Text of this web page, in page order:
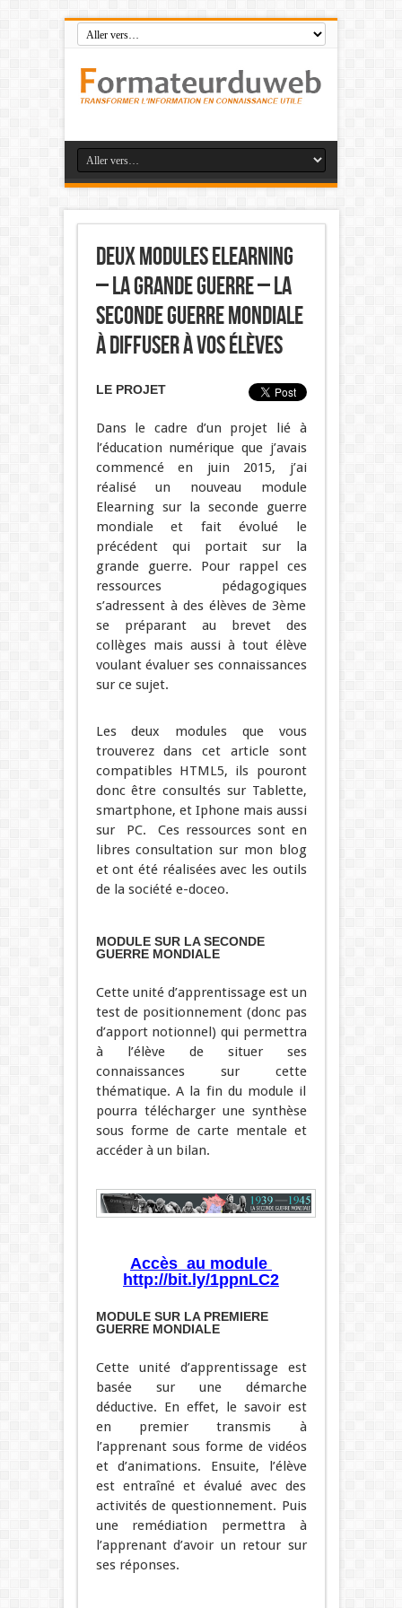
Deux modules Elearning
– la grande guerre – la
seconde guerre mondiale
à diffuser à vos élèves
LE PROJET
Dans le cadre d’un projet lié à
l’éducation numérique que j’avais
commencé en juin 2015, j’ai
réalisé un nouveau module
Elearning sur la seconde guerre
mondiale et fait évolué le
précédent qui portait sur la
grande guerre. Pour rappel ces
ressources pédagogiques
s’adressent à des élèves de 3ème
se préparant au brevet des
collèges mais aussi à tout élève
voulant évaluer ses connaissances
sur ce sujet.
Les deux modules que vous
trouverez dans cet article sont
compatibles HTML5, ils pouront
donc être consultés sur Tablette,
smartphone, et Iphone mais aussi
sur PC. Ces ressources sont en
libres consultation sur mon blog
et ont été réalisées avec les outils
de la société e-doceo.
MODULE SUR LA SECONDE
GUERRE MONDIALE
Cette unité d’apprentissage est un
test de positionnement (donc pas
d’apport notionnel) qui permettra
à l’élève de situer ses
connaissances sur cette
thématique. A la fin du module il
pourra télécharger une synthèse
sous forme de carte mentale et
accéder à un bilan.
Accès au module
http://bit.ly/1ppnLC2
MODULE SUR LA PREMIERE
GUERRE MONDIALE
Cette unité d’apprentissage est
basée sur une démarche
déductive. En effet, le savoir est
en premier transmis à
l’apprenant sous forme de vidéos
et d’animations. Ensuite, l’élève
est entraîné et évalué avec des
activités de questionnement. Puis
une remédiation permettra à
l’apprenant d’avoir un retour sur
ses réponses.